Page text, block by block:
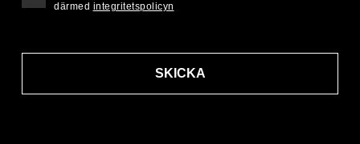
SKICKA
därmed integritetspolicyn